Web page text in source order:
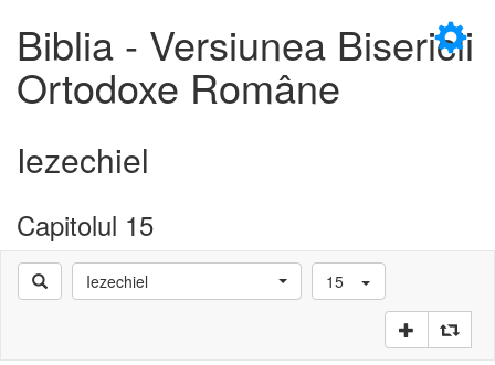
×
Biblia - Versiunea Bisericii
Ortodoxe Române
Iezechiel
Capitolul 15
Iezechiel 15